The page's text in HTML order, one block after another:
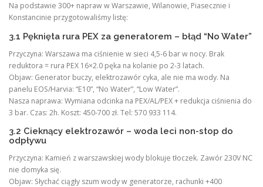
Na podstawie 300+ napraw w Warszawie, Wilanowie, Piasecznie i
Konstancinie przygotowaliśmy listę:
3.1 Pęknięta rura PEX za generatorem – błąd “No Water”
Przyczyna: Warszawa ma ciśnienie w sieci 4,5-6 bar w nocy. Brak
reduktora = rura PEX 16×2.0 pęka na kolanie po 2-3 latach.
Objaw: Generator buczy, elektrozawór cyka, ale nie ma wody. Na
panelu EOS/Harvia: “E10”, “No Water”, “Low Water”.
Nasza naprawa: Wymiana odcinka na PEX/AL/PEX + redukcja ciśnienia do
3 bar. Czas: 2h. Koszt: 450-700 zł. Tel: 570 933 114.
3.2 Cieknący elektrozawór – woda leci non-stop do
odpływu
Przyczyna: Kamień z warszawskiej wody blokuje tłoczek. Zawór 230V NC
nie domyka się.
Objaw: Słychać ciągły szum wody w generatorze, rachunki +400